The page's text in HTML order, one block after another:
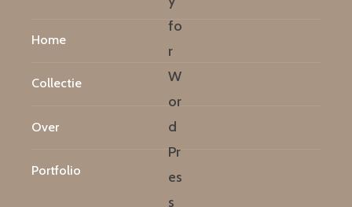
Home
Collectie
Over
Portfolio